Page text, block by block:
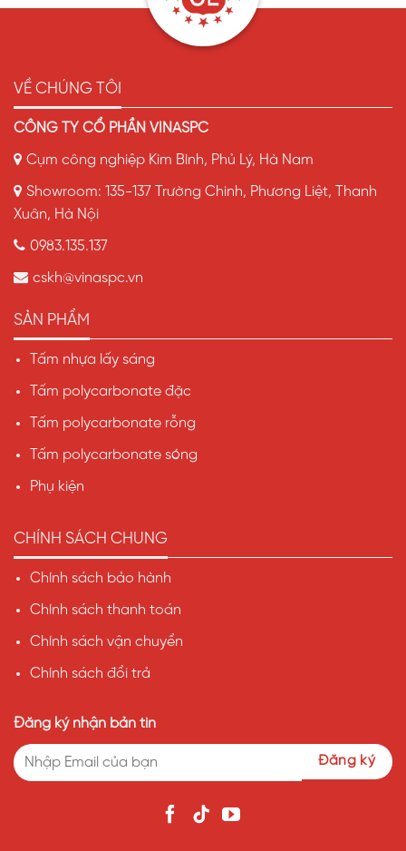
VỀ CHÚNG TÔI
CÔNG TY CỔ PHẦN VINASPC
Cụm công nghiệp Kim Bình, Phủ Lý, Hà Nam
Showroom: 135-137 Trường Chinh, Phương Liệt, Thanh
Xuân, Hà Nội
0983.135.137
cskh@vinaspc.vn
SẢN PHẨM
Tấm nhựa lấy sáng
Tấm polycarbonate đặc
Tấm polycarbonate rỗng
Tấm polycarbonate sóng
Phụ kiện
CHÍNH SÁCH CHUNG
Chính sách bảo hành
Chính sách thanh toán
Chính sách vận chuyển
Chính sách đổi trả
Đăng ký nhận bản tin